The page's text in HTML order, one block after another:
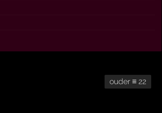
ouder ≡ 22